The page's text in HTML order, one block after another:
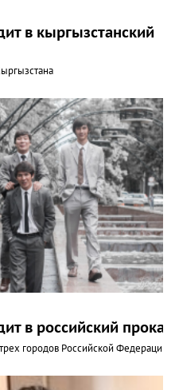
в кыргызстанский
в российский прокат
городов Российской Федерации